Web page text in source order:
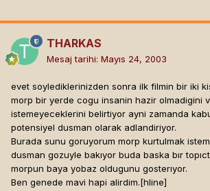
THARKAS
Mesaj tarihi: Mayıs 24, 2003
evet soylediklerinizden sonra ilk filmin bir iki
morp bir yerde cogu insanin hazir olmadigini
istemeyeceklerini belirtiyor ayni zamanda
potensiyel dusman olarak adlandiriyor.
Burada sunu goruyorum morp kurtulmak
dusman gozuyle bakıyor buda baska bır
morpun baya yobaz oldugunu gosterıyor.
Ben genede mavi hapi alirdim.[hline]